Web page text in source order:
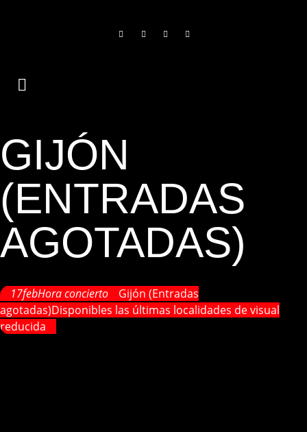
GIJÓN
(ENTRADAS
AGOTADAS)
17febHora concierto
Gijón (Entradas
agotadas)Disponibles las últimas localidades de visual
reducida